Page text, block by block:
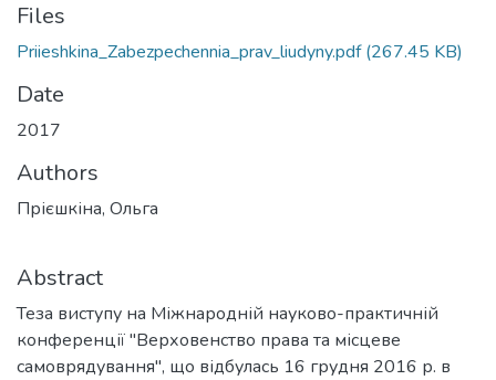
Files
Priieshkina_Zabezpechennia_prav_liudyny.pdf(267.45 KB)
Date
2017
Authors
Прієшкіна, Ольга
Abstract
Теза виступу на Міжнародній науково-практичній
конференції "Верховенство права та місцеве
самоврядування", що відбулась 16 грудня 2016 р. в